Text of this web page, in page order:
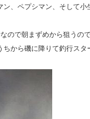
、ペプシマン、そして小
ので朝まずめから狙うの
から磯に降りて釣行スタ